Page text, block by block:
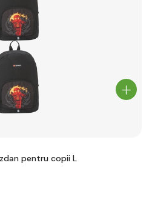
pentru copii L